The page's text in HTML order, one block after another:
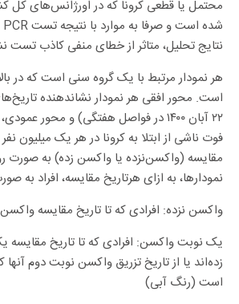
محتمل یا قطعی کرونا که در اورژانس‌های کل
نتایج تحلیل، متاثر از خطای منفی کاذب تست
هر نمودار مرتبط با یک گروه سنی است که در
۲۲ آبان ۱۴۰۰ در فواصل هفتگی) و محور
فوت ناشی از ابتلا به کرونا در هر یک میلیون
مقایسه (واکسن‌نزده یا واکسن زده) به صورت
نمودارها، به ازای هرتاریخ مقایسه، افراد به
واکسن نزده: افرادی که تا تاریخ مقایسه
یک نوبت واکسن: افرادی که تا تاریخ
است (رنگ آبی)